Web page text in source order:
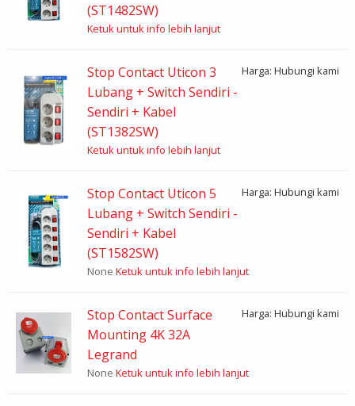
(ST1482SW)
Ketuk untuk info lebih lanjut
Stop Contact Uticon 3
Lubang + Switch Sendiri -
Sendiri + Kabel
(ST1382SW)
Harga: Hubungi kami
Ketuk untuk info lebih lanjut
Stop Contact Uticon 5
Lubang + Switch Sendiri -
Sendiri + Kabel
(ST1582SW)
Harga: Hubungi kami
None Ketuk untuk info lebih lanjut
Stop Contact Surface
Mounting 4K 32A
Legrand
Harga: Hubungi kami
None Ketuk untuk info lebih lanjut